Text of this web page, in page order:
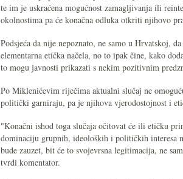
te im je uskraćena mogućnost zamagljivanja ili
okolnostima pa će konačna odluka otkriti njihovo
Podsjeća da nije nepoznato, ne samo u Hrvatskoj,
elementarna etička načela, no to ipak čine, kako
to mogu javnosti prikazati s nekim pozitivnim
Po Miklenićevim riječima aktualni slučaj ne
politički garniraju, pa je njihova vjerodostojnost i
"Konačni ishod toga slučaja očitovat će ili etičku
dominaciju grupnih, ideoloških i političkih interesa
bude zauzet, bit će to svojevrsna legitimacija, ne
tvrdi komentator.